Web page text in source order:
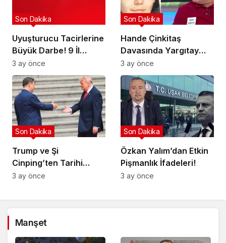
Uyuşturucu Tacirlerine
Büyük Darbe! 9 İl
Hedefte!
Son Dakika
3 ay önce
Hande Çinkitaş
Davasında Yargıtay
Kararı!
Son Dakika
3 ay önce
Trump ve Şi
Cinping’ten Tarihi
Ortaklık Mesajı
Son Dakika
3 ay önce
Özkan Yalım’dan Etkin
Pişmanlık İfadeleri!
Son Dakika
3 ay önce
Manşet